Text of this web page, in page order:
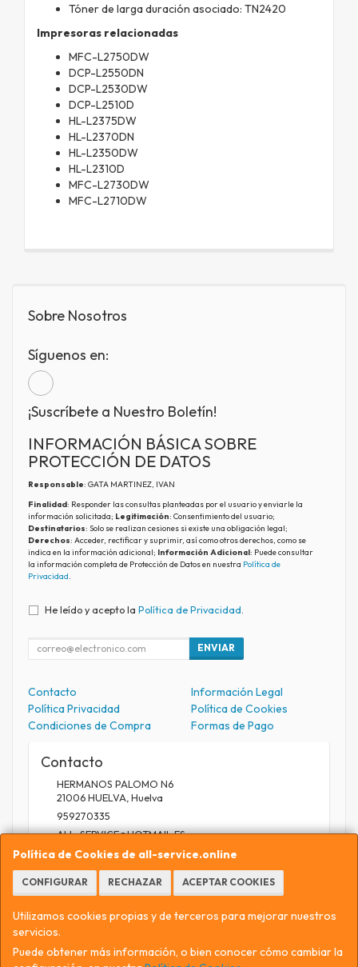
Tóner de larga duración asociado: TN2420
Impresoras relacionadas
MFC-L2750DW
DCP-L2550DN
DCP-L2530DW
DCP-L2510D
HL-L2375DW
HL-L2370DN
HL-L2350DW
HL-L2310D
MFC-L2730DW
MFC-L2710DW
Política de Cookies de all-service.online
CONFIGURAR RECHAZAR ACEPTAR COOKIES
Utilizamos cookies propias y de terceros para mejorar nuestros
servicios.
Puede obtener más información, o bien conocer cómo cambiar la
Sobre Nosotros
Síguenos en:
¡Suscríbete a Nuestro Boletín!
INFORMACIÓN BÁSICA SOBRE
PROTECCIÓN DE DATOS
Responsable: GATA MARTINEZ, IVAN
Finalidad: Responder las consultas planteadas por el usuario y enviarle la
información solicitada; Legitimación: Consentimiento del usuario;
Destinatarios: Solo se realizan cesiones si existe una obligación legal;
Derechos: Acceder, rectificar y suprimir, así como otros derechos, como se
indica en la información adicional; Información Adicional: Puede consultar
la información completa de Protección de Datos en nuestra Política de
Privacidad.
He leído y acepto la Política de Privacidad
ENVIAR
Contacto
Información Legal
Política Privacidad
Política de Cookies
Condiciones de Compra
Formas de Pago
Contacto
HERMANOS PALOMO N6
21006HUELVA Huelva
959270335
ALL_SERVICE@HOTMAIL.ES
Horario
9.30 A 13.30 / 17 A 20.30